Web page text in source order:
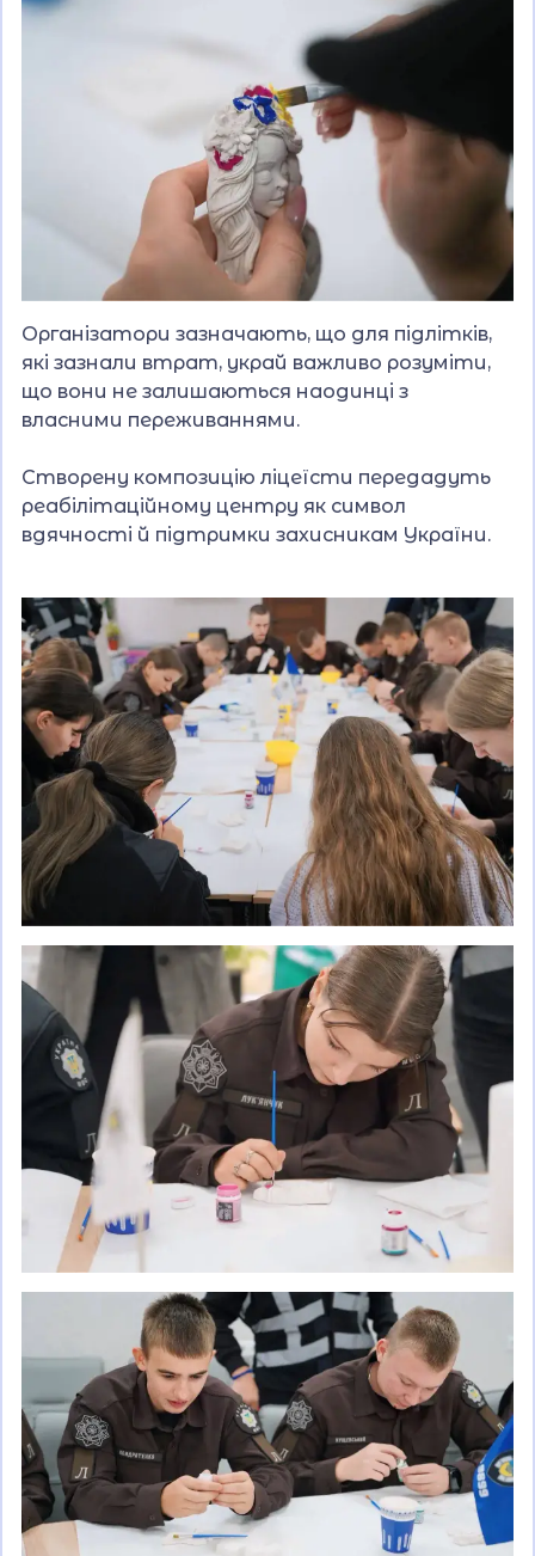
Організатори зазначають, що для підлітків,
які зазнали втрат, украй важливо розуміти,
що вони не залишаються наодинці з
власними переживаннями.
Створену композицію ліцеїсти передадуть
реабілітаційному центру як символ
вдячності й підтримки захисникам України.